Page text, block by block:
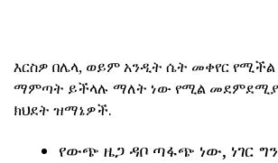
እርስዎ በሌላ, ወይም አንዲት ሴት መቀየር የሚችል
ማምጣት ይችላሉ ማለት ነው የሚል መደምደሚያ
ክህደት ዝማኔዎች.
የውጭ ዜጋ ዳቦ ጣፋጭ ነው, ነገር